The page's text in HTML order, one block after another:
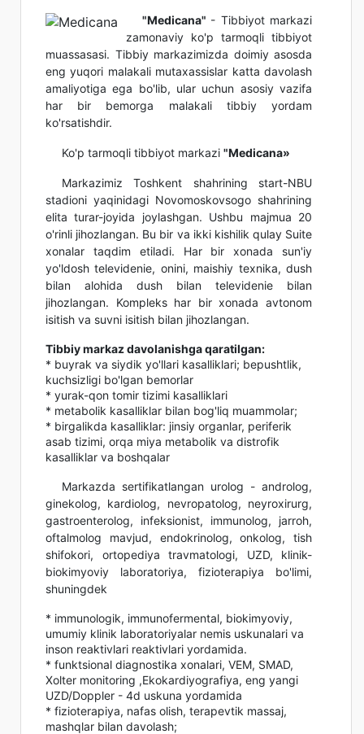
"Medicana" - Tibbiyot markazi
zamonaviy ko'p tarmoqli tibbiyot
muassasasi. Tibbiy markazimizda doimiy asosda
eng yuqori malakali mutaxassislar katta davolash
amaliyotiga ega bo'lib, ular uchun asosiy vazifa
har bir bemorga malakali tibbiy yordam
ko'rsatishdir.
Ko'p tarmoqli tibbiyot markazi "Medicana»
Markazimiz Toshkent shahrining start-NBU
stadioni yaqinidagi Novomoskovsogo shahrining
elita turar-joyida joylashgan. Ushbu majmua 20
o'rinli jihozlangan. Bu bir va ikki kishilik qulay Suite
xonalar taqdim etiladi. Har bir xonada sun'iy
yo'ldosh televidenie, onini, maishiy texnika, dush
bilan alohida dush bilan televidenie bilan
jihozlangan. Kompleks har bir xonada avtonom
isitish va suvni isitish bilan jihozlangan.
Tibbiy markaz davolanishga qaratilgan:
* buyrak va siydik yo'llari kasalliklari; bepushtlik,
kuchsizligi bo'lgan bemorlar
* yurak-qon tomir tizimi kasalliklari
* metabolik kasalliklar bilan bog'liq muammolar;
* birgalikda kasalliklar: jinsiy organlar, periferik
asab tizimi, orqa miya metabolik va distrofik
kasalliklar va boshqalar
Markazda sertifikatlangan urolog - androlog,
ginekolog, kardiolog, nevropatolog, neyroxirurg,
gastroenterolog, infeksionist, immunolog, jarroh,
oftalmolog mavjud, endokrinolog, onkolog, tish
shifokori, ortopediya travmatologi, UZD, klinik-
biokimyoviy laboratoriya, fizioterapiya bo'limi,
shuningdek
* immunologik, immunofermental, biokimyoviy,
umumiy klinik laboratoriyalar nemis uskunalari va
inson reaktivlari reaktivlari yordamida.
* funktsional diagnostika xonalari, VEM, SMAD,
Xolter monitoring ,Ekokardiyografiya, eng yangi
UZD/Doppler - 4d uskuna yordamida
* fizioterapiya, nafas olish, terapevtik massaj,
mashqlar bilan davolash;